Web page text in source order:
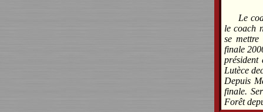
Le
le coach
se
finale
Lutèce
Depuis
finale.
Forêt